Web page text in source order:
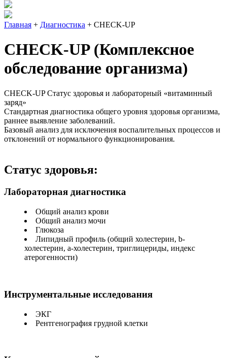
Главная + Диагностика + CHECK-UP
CHECK-UP (Комплексное
обследование организма)
CHECK-UP Статус здоровья и лабораторный «витаминный
заряд»
Стандартная диагностика общего уровня здоровья организма,
раннее выявление заболеваний.
Базовый анализ для исключения воспалительных процессов и
отклонений от нормального функционирования.
Статус здоровья:
Лабораторная диагностика
Общий анализ крови
Общий анализ мочи
Глюкоза
Липидный профиль (общий холестерин, b-
холестерин, a-холестерин, триглицериды, индекс
атерогенности)
Инструментальные исследования
ЭКГ
Рентгенография грудной клетки